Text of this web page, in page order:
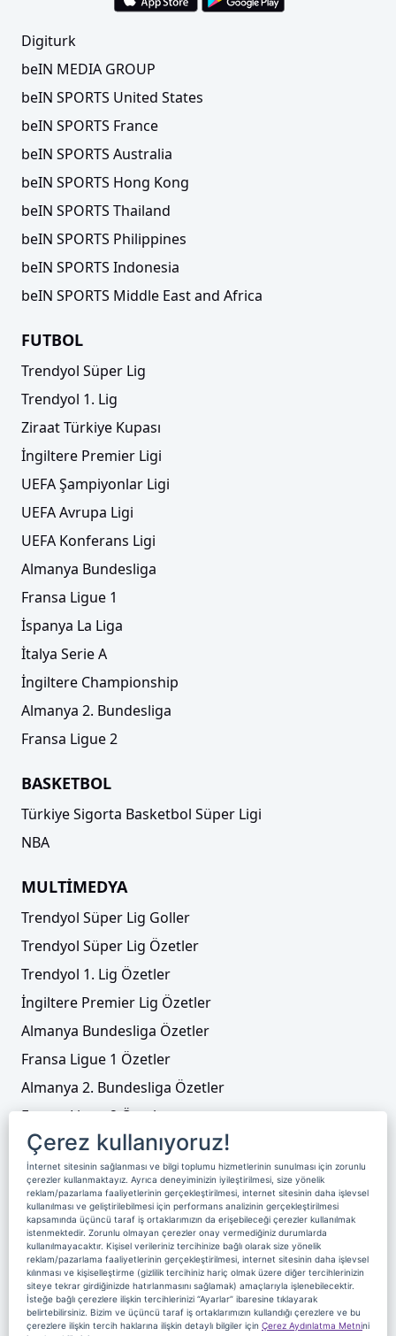
Digiturk
beIN MEDIA GROUP
beIN SPORTS United States
beIN SPORTS France
beIN SPORTS Australia
beIN SPORTS Hong Kong
beIN SPORTS Thailand
beIN SPORTS Philippines
beIN SPORTS Indonesia
beIN SPORTS Middle East and Africa
FUTBOL
Trendyol Süper Lig
Trendyol 1. Lig
Ziraat Türkiye Kupası
İngiltere Premier Ligi
UEFA Şampiyonlar Ligi
UEFA Avrupa Ligi
UEFA Konferans Ligi
Almanya Bundesliga
Fransa Ligue 1
İspanya La Liga
İtalya Serie A
İngiltere Championship
Almanya 2. Bundesliga
Fransa Ligue 2
BASKETBOL
Türkiye Sigorta Basketbol Süper Ligi
NBA
MULTİMEDYA
Trendyol Süper Lig Goller
Trendyol Süper Lig Özetler
Trendyol 1. Lig Özetler
İngiltere Premier Lig Özetler
Almanya Bundesliga Özetler
Fransa Ligue 1 Özetler
Almanya 2. Bundesliga Özetler
Fransa Ligue 2 Özetler
Tenis
Video Liste
Foto Galeriler
Üyelik Yayın Akışı Reklam
Site Sözleşmesi
Künye ve İletişim
Çerez Politikası
Çerez Yönetimi
Veri Sahibi Başvuru Formu
Çerez kullanıyoruz!
İnternet sitesinin sağlanması ve bilgi toplumu hizmetlerinin sunulması için zorunlu
çerezler kullanmaktayız. Ayrıca deneyiminizin iyileştirilmesi, size yönelik
reklam/pazarlama faaliyetlerinin gerçekleştirilmesi, internet sitesinin daha işlevsel
kullanılması ve geliştirilebilmesi için performans analizinin gerçekleştirilmesi
kapsamında üçüncü taraf iş ortaklarımızın da erişebileceği çerezler kullanılmak
istenmektedir. Zorunlu olmayan çerezler onay vermediğiniz durumlarda
kullanılmayacaktır. Kişisel verileriniz tercihinize bağlı olarak size yönelik
reklam/pazarlama faaliyetlerinin gerçekleştirilmesi, internet sitesinin daha işlevsel
kılınması ve kişiselleştirme (gizlilik tercihiniz hariç olmak üzere diğer tercihlerinizin
siteye tekrar girdiğinizde hatırlanmasını sağlamak) amaçlarıyla işlenebilecektir.
İsteğe bağlı çerezlere ilişkin tercihlerinizi “Ayarlar” ibaresine tıklayarak
belirtebilirsiniz. Bizim ve üçüncü taraf iş ortaklarımızın kullandığı çerezlere ve bu
çerezlere ilişkin tercih haklarına ilişkin detaylı bilgiler için Çerez Aydınlatma Metnini